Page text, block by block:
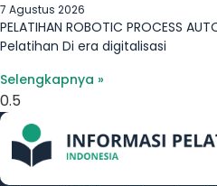
7 Agustus 2026
PELATIHAN ROBOTIC PROCESS
Pelatihan Di era digitalisasi
Selengkapnya »